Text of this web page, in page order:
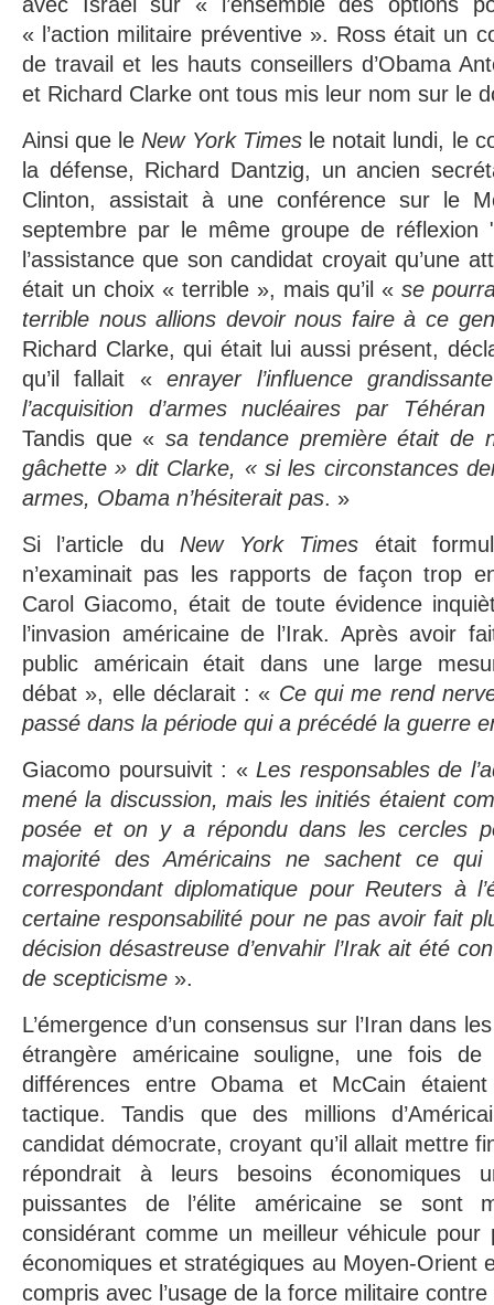
« l’action militaire préventive ». Ross était un
de travail et les hauts conseillers d’Obama
et Richard Clarke ont tous mis leur nom sur le
Ainsi que le New York Timesle notait lundi, le
la défense, Richard Dantzig, un ancien
Clinton, assistait à une conférence sur le
septembre par le même groupe de réflexion
l’assistance que son candidat croyait qu’une
était un choix « terrible », mais qu’il «se
terrible nous allions devoir nous faire à ce
Richard Clarke, qui était lui aussi présent,
qu’il fallait «enrayer l’influence
l’acquisition d’armes nucléaires par
Tandis que « sa tendance première était de
gâchette » dit Clarke, « si les circonstances
armes, Obama n’hésiterait pas. »
Si l’article du New York Times était
n’examinait pas les rapports de façon trop
Carol Giacomo, était de toute évidence
l’invasion américaine de l’Irak. Après avoir
public américain était dans une large
débat », elle déclarait : « Ce qui me rend
passé dans la période qui a précédé la guerre
Giacomo poursuivit : «Les responsables de
mené la discussion, mais les initiés étaient
posée et on y a répondu dans les cercles
majorité des Américains ne sachent ce
correspondant diplomatique pour Reuters à
certaine responsabilité pour ne pas avoir fait
décision désastreuse d’envahir l’Irak ait été
de scepticisme ».
L’émergence d’un consensus sur l’Iran dans
étrangère américaine souligne, une fois
différences entre Obama et McCain
tactique. Tandis que des millions
candidat démocrate, croyant qu’il allait mettre
répondrait à leurs besoins économiques
puissantes de l’élite américaine se sont
considérant comme un meilleur véhicule pour
économiques et stratégiques au Moyen-Orient
compris avec l’usage de la force militaire contre